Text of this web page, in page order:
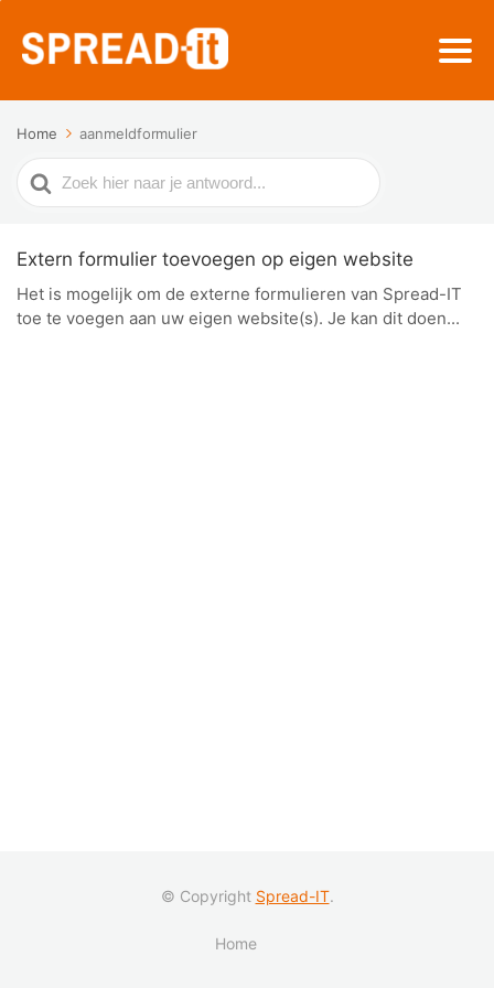
Home aanmeldformulier
Zoek
naar
Extern formulier toevoegen op eigen website
Het is mogelijk om de externe formulieren van Spread-IT
toe te voegen aan uw eigen website(s). Je kan dit doen...
© Copyright Spread-IT.
Home